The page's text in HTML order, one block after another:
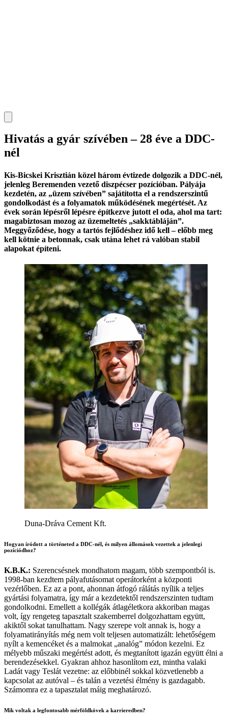
Hivatás a gyár szívében – 28 éve a DDC-
nél
Kis-Bicskei Krisztián közel három évtizede dolgozik a DDC-nél,
jelenleg Beremenden vezető diszpécser pozícióban. Pályája
kezdetén, az „üzem szívében” sajátította el a rendszerszintű
gondolkodást és a folyamatok működésének megértését. Az
évek során lépésről lépésre építkezve jutott el oda, ahol ma tart:
magabiztosan mozog az üzemeltetés „sakktábláján”.
Meggyőződése, hogy a tartós fejlődéshez idő kell – előbb meg
kell kötnie a betonnak, csak utána lehet rá valóban stabil
alapokat építeni.
Duna-Dráva Cement Kft.
Hogyan íródott a történeted a DDC-nél, és milyen állomások vezettek a jelenlegi
pozíciódhoz?
K.B.K.: Szerencsésnek mondhatom magam, több szempontból is.
1998-ban kezdtem pályafutásomat operátorként a központi
vezérlőben. Ez az a pont, ahonnan átfogó rálátás nyílik a teljes
gyártási folyamatra, így már a kezdetektől rendszerszinten tudtam
gondolkodni. Emellett a kollégák átlagéletkora akkoriban magas
volt, így rengeteg tapasztalt szakemberrel dolgozhattam együtt,
akiktől sokat tanulhattam. Nagy szerepe volt annak is, hogy a
folyamatirányítás még nem volt teljesen automatizált: lehetőségem
nyílt a kemencéket és a malmokat „analóg” módon kezelni. Ez
mélyebb műszaki megértést adott, és megtanított igazán együtt élni a
berendezésekkel. Gyakran ahhoz hasonlítom ezt, mintha valaki
Ladát vagy Teslát vezetne: az előbbinél sokkal közvetlenebb a
kapcsolat az autóval – és talán a vezetési élmény is gazdagabb.
Számomra ez a tapasztalat máig meghatározó.
Mik voltak a legfontosabb mérföldkövek a karrieredben?